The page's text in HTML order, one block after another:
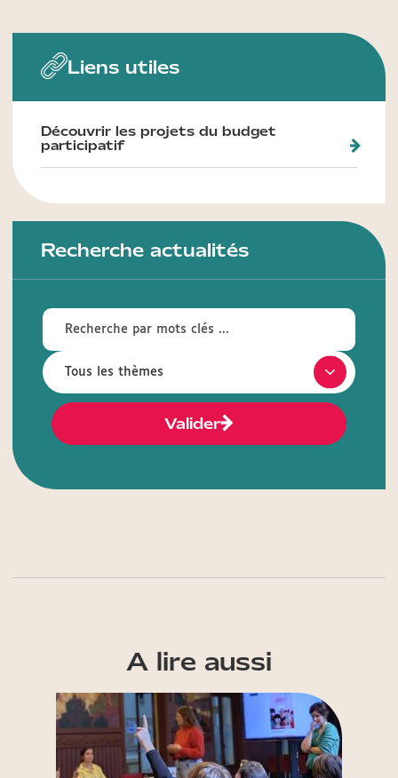
Liens utiles
Découvrir les projets du budget
participatif
Recherche actualités
Valider
A lire aussi